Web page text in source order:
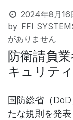
2024年8月16
by FFI
がありません
防衛請負
キュリテ
国防総省（
たな規則を発